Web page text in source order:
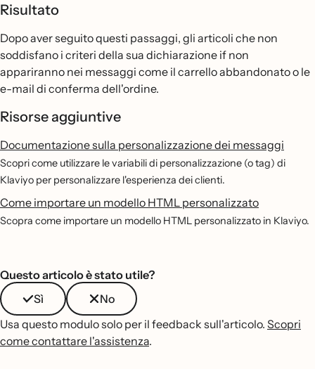
Risultato
Dopo aver seguito questi passaggi, gli articoli che non
soddisfano i criteri della sua dichiarazione if non
appariranno nei messaggi come il carrello abbandonato o le
e-mail di conferma dell'ordine.
Risorse aggiuntive
Documentazione sulla personalizzazione dei messaggi
Scopri come utilizzare le variabili di personalizzazione (o tag) di
Klaviyo per personalizzare l'esperienza dei clienti.
Come importare un modello HTML personalizzato
Scopra come importare un modello HTML personalizzato in Klaviyo.
Questo articolo è stato utile?
Sì
No
Usa questo modulo solo per il feedback sull'articolo. Scopri
come contattare l'assistenza.